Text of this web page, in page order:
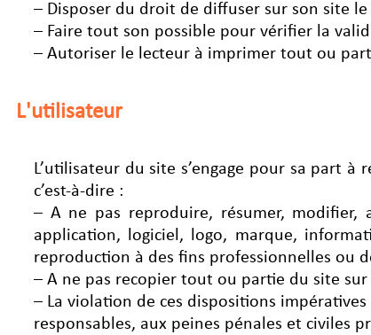
– Disposer du droit de diffuser sur son site
– Faire tout son possible pour vérifier la
– Autoriser le lecteur à imprimer tout ou
L'utilisateur
L’utilisateur du site s’engage pour sa part
c’est-à-dire :
– A ne pas reproduire, résumer, modifier,
application, logiciel, logo, marque,
reproduction à des fins professionnelles ou
– A ne pas recopier tout ou partie du site
– La violation de ces dispositions
responsables, aux peines pénales et civiles